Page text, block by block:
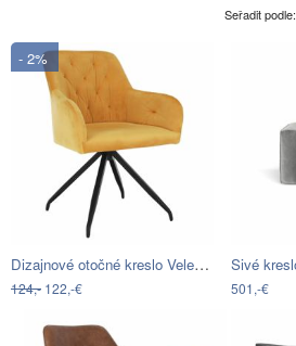
Seřadit podle:
- 2%
Dizajnové otočné kreslo Veleza -…
124,- 122,-€ 501,-€